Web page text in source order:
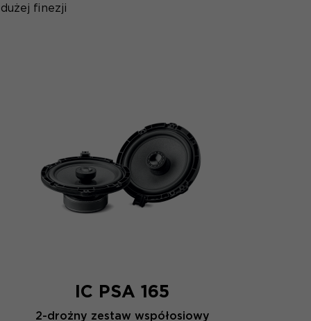
finezji
IC PSA 165
2-drożny zestaw współosiowy